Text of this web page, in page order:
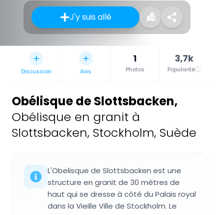
J'y suis allé
Discussion Avis
1
Photos
3,7k
Popularité
Obélisque de Slottsbacken,
Obélisque en granit à
Slottsbacken, Stockholm, Suède
L'Obelisque de Slottsbacken est une
structure en granit de 30 mètres de
haut qui se dresse à côté du Palais royal
dans la Vieille Ville de Stockholm. Le